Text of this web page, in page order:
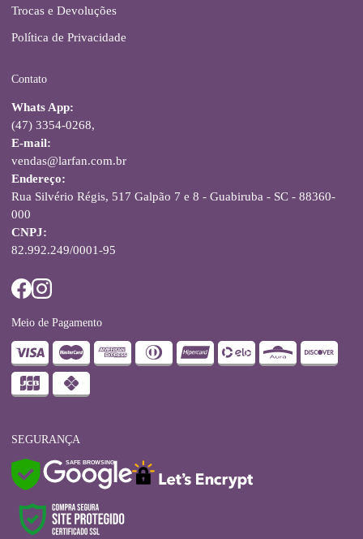
Trocas e Devoluções
Política de Privacidade
Contato
Whats App:
(47) 3354-0268,
E-mail:
vendas@larfan.com.br
Endereço:
Rua Silvério Régis, 517 Galpão 7 e 8 - Guabiruba - SC - 88360-
000
CNPJ:
82.992.249/0001-95
Meio de Pagamento
SEGURANÇA
SAFE BROWSING